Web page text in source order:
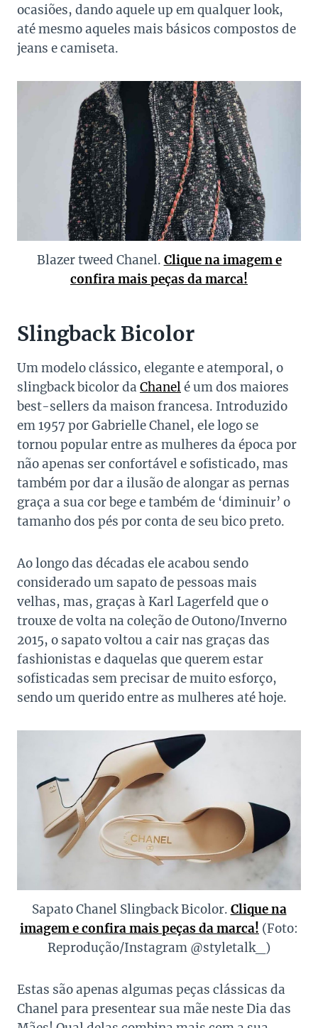
ocasiões, dando aquele up em qualquer look,
até mesmo aqueles mais básicos compostos de
jeans e camiseta.
Blazer tweed Chanel. Clique na imagem e
confira mais peças da marca!
Slingback Bicolor
Um modelo clássico, elegante e atemporal, o
slingback bicolor da Chanelé um dos maiores
best-sellers da maison francesa. Introduzido
em 1957 por Gabrielle Chanel, ele logo se
tornou popular entre as mulheres da época por
não apenas ser confortável e sofisticado, mas
também por dar a ilusão de alongar as pernas
graça a sua cor bege e também de ‘diminuir’ o
tamanho dos pés por conta de seu bico preto.
Ao longo das décadas ele acabou sendo
considerado um sapato de pessoas mais
velhas, mas, graças à Karl Lagerfeld que o
trouxe de volta na coleção de Outono/Inverno
2015, o sapato voltou a cair nas graças das
fashionistas e daquelas que querem estar
sofisticadas sem precisar de muito esforço,
sendo um querido entre as mulheres até hoje.
Sapato Chanel Slingback Bicolor. Clique na
imagem e confira mais peças da marca! (Foto:
Reprodução/Instagram @styletalk_)
Estas são apenas algumas peças clássicas da
Chanel para presentear sua mãe neste Dia das